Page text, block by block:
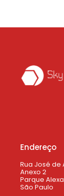
Endereço
Rua José de
Anexo 2
Parque
São Paulo